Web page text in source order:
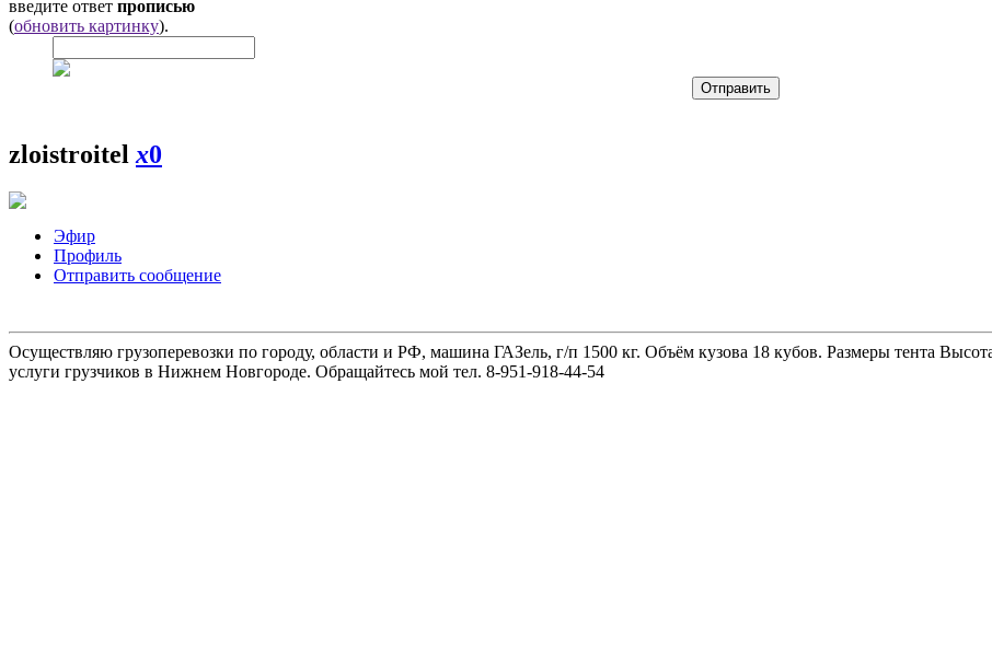
введите ответ прописью
(обновить картинку).
zloistroitelx0
Эфир
Профиль
Отправить сообщение
Осуществляю грузоперевозки по городу, области и РФ, машина ГАЗель, г/п 1500 кг. Объём кузова 18 кубов. Размеры тента
услуги грузчиков в Нижнем Новгороде. Обращайтесь мой тел. 8-951-918-44-54